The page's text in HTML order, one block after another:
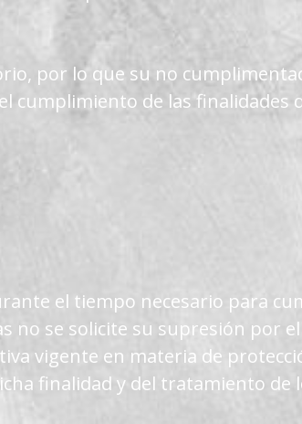
por lo que su no
de las finalidades
el tiempo necesario para
se solicite su supresión por
vigente en materia de
finalidad y del tratamiento de